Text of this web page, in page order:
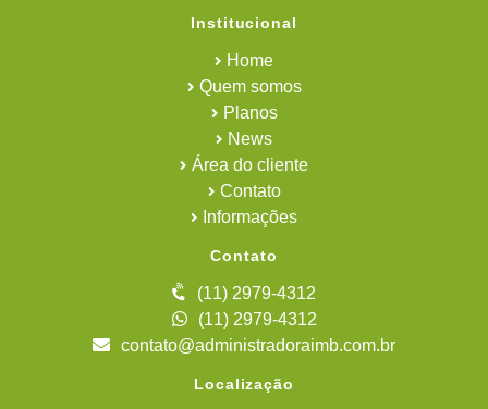
Institucional
Home
Quem somos
Planos
News
Área do cliente
Contato
Informações
Contato
(11) 2979-4312
(11) 2979-4312
contato@administradoraimb.com.br
Localização